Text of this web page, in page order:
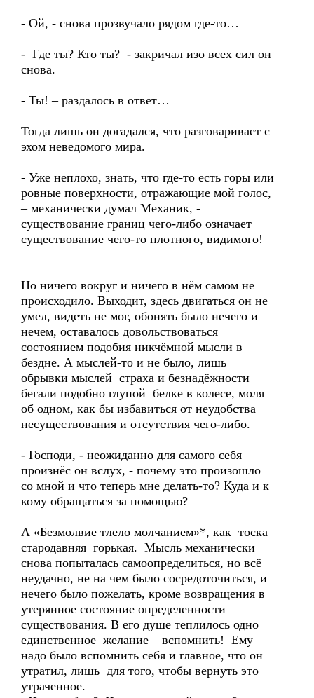
- Ой, - снова прозвучало рядом где-то…
- Где ты? Кто ты? - закричал изо всех сил он
снова.
- Ты! – раздалось в ответ…
Тогда лишь он догадался, что разговаривает с
эхом неведомого мира.
- Уже неплохо, знать, что где-то есть горы или
ровные поверхности, отражающие мой голос,
– механически думал Механик, -
существование границ чего-либо означает
существование чего-то плотного, видимого!
Но ничего вокруг и ничего в нём самом не
происходило. Выходит, здесь двигаться он не
умел, видеть не мог, обонять было нечего и
нечем, оставалось довольствоваться
состоянием подобия никчёмной мысли в
бездне. А мыслей-то и не было, лишь
обрывки мыслей страха и безнадёжности
бегали подобно глупой белке в колесе, моля
об одном, как бы избавиться от неудобства
несуществования и отсутствия чего-либо.
- Господи, - неожиданно для самого себя
произнёс он вслух, - почему это произошло
со мной и что теперь мне делать-то? Куда и к
кому обращаться за помощью?
А «Безмолвие тлело молчанием»*, как тоска
стародавняя горькая. Мысль механически
снова попыталась самоопределиться, но всё
неудачно, не на чем было сосредоточиться, и
нечего было пожелать, кроме возвращения в
утерянное состояние определенности
существования. В его душе теплилось одно
единственное желание – вспомнить! Ему
надо было вспомнить себя и главное, что он
утратил, лишь для того, чтобы вернуть это
утраченное.